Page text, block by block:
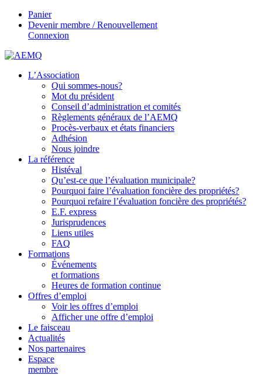
Panier
Devenir membre / Renouvellement
Connexion
L’Association
Qui sommes-nous?
Mot du président
Conseil d’administration et comités
Règlements généraux de l’AEMQ
Procès-verbaux et états financiers
Adhésion
Nous joindre
La référence
Histéval
Qu’est-ce que l’évaluation municipale?
Pourquoi faire l’évaluation foncière des propriétés?
Pourquoi refaire l’évaluation foncière des propriétés?
E.F. express
Jurisprudences
Liens utiles
FAQ
Formations
Événements
et formations
Heures de formation continue
Offres d’emploi
Voir les offres d’emploi
Afficher une offre d’emploi
Le faisceau
Actualités
Nos partenaires
Espace
membre